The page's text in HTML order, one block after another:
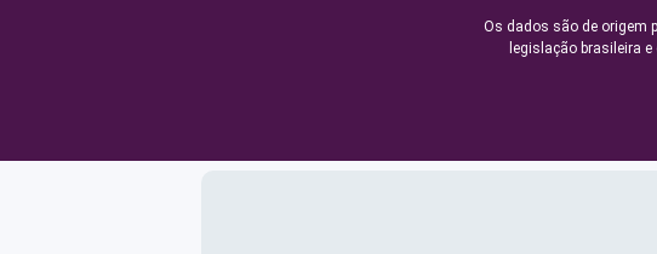
Os dados são de origem
legislação brasileira